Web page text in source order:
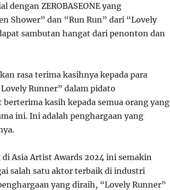
dengan ZEROBASEONE yang
Shower” dan “Run Run” dari “Lovely
sambutan hangat dari penonton dan
rasa terima kasihnya kepada para
Runner” dalam pidato
berterima kasih kepada semua orang yang
ini. Ini adalah penghargaan yang
Asia Artist Awards 2024 ini semakin
salah satu aktor terbaik di industri
yang diraih, “Lovely Runner”